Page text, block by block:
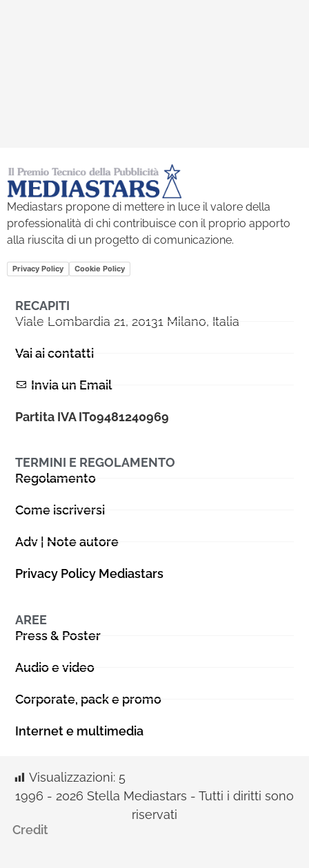
Mediastars propone di mettere in luce il valore della
professionalità di chi contribuisce con il proprio apporto
alla riuscita di un progetto di comunicazione.
Privacy Policy Cookie Policy
RECAPITI
Viale Lombardia 21, 20131 Milano, Italia
Vai ai contatti
Invia un Email
Partita IVA IT09481240969
TERMINI E REGOLAMENTO
Regolamento
Come iscriversi
Adv | Note autore
Privacy Policy Mediastars
AREE
Press & Poster
Audio e video
Corporate, pack e promo
Internet e multimedia
Visualizzazioni: 5
1996 - 2026 Stella Mediastars - Tutti i diritti sono
riservati
Credit